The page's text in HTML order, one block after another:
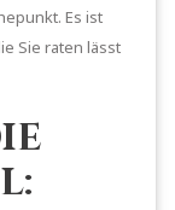
Es ist
Sie raten lässt